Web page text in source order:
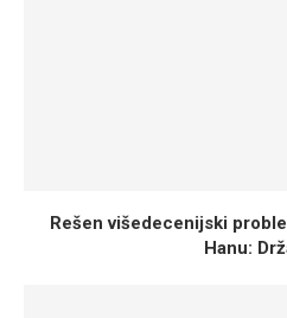
Rešen višedecenijski
Hanu: